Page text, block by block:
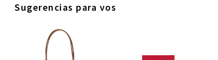
Sugerencias para vos